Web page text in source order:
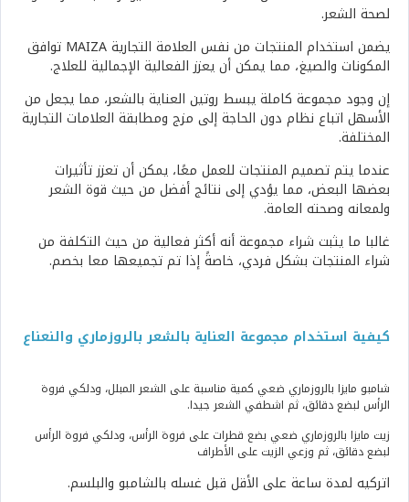
لصحة الشعر.
يضمن استخدام المنتجات من نفس العلامة التجارية MAIZA توافق
المكونات والصيغ، مما يمكن أن يعزز الفعالية الإجمالية للعلاج.
إن وجود مجموعة كاملة يبسط روتين العناية بالشعر، مما يجعل من
الأسهل اتباع نظام دون الحاجة إلى مزج ومطابقة العلامات التجارية
المختلفة.
عندما يتم تصميم المنتجات للعمل معًا، يمكن أن تعزز تأثيرات
بعضها البعض، مما يؤدي إلى نتائج أفضل من حيث قوة الشعر
ولمعانه وصحته العامة.
غالبا ما يثبت شراء مجموعة أنه أكثر فعالية من حيث التكلفة من
شراء المنتجات بشكل فردي، خاصةً إذا تم تجميعها معا بخصم.
كيفية استخدام مجموعة العناية بالشعر بالروزماري والنعناع
شامبو مايزا بالروزماري ضعي كمية مناسبة على الشعر المبلل، ودلكي فروة
الرأس لبضع دقائق، ثم اشطفي الشعر جيدا.
زيت مايزا بالروزماري ضعي بضع قطرات على فروة الرأس، ودلكي فروة الرأس
لبضع دقائق، ثم وزعي الزيت على الأطراف
اتركيه لمدة ساعة على الأقل قبل غسله بالشامبو والبلسم.